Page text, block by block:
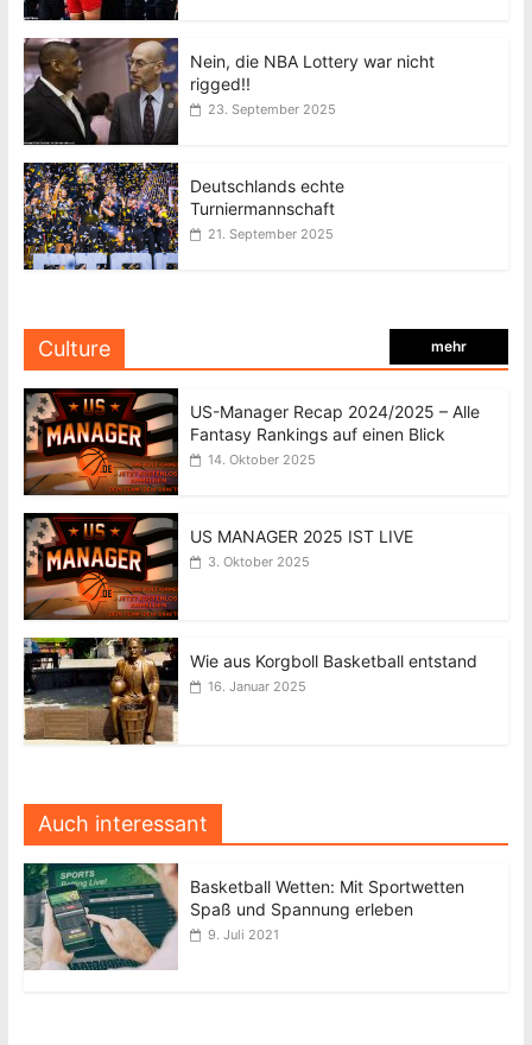
Nein, die NBA Lottery war nicht
rigged!!
23. September 2025
Deutschlands echte
Turniermannschaft
21. September 2025
Culture mehr
US-Manager Recap 2024/2025 – Alle
Fantasy Rankings auf einen Blick
14. Oktober 2025
US MANAGER 2025 IST LIVE
3. Oktober 2025
Wie aus Korgboll Basketball entstand
16. Januar 2025
Auch interessant
Basketball Wetten: Mit Sportwetten
Spaß und Spannung erleben
9. Juli 2021